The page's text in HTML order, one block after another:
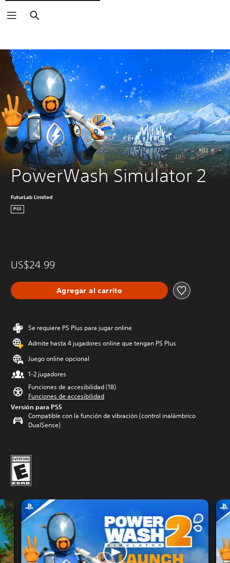
Buscar
PowerWash Simulator 2
FuturLab Limited
PS5
US$24.99
Agregar al carrito
Se requiere PS Plus para jugar online
Admite hasta 4 jugadores online que tengan PS Plus
Juego online opcional
1-2 jugadores
Funciones de accesibilidad (18)
Funciones de accesibilidad
Versión para PS5
Compatible con la función de vibración (control inalámbrico
DualSense)